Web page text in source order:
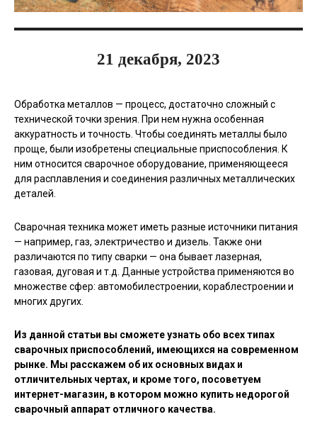
21 декабря, 2023
Обработка металлов — процесс, достаточно сложный с
технической точки зрения. При нем нужна особенная
аккуратность и точность. Чтобы соединять металлы было
проще, были изобретены специальные приспособления. К
ним относится сварочное оборудование, применяющееся
для расплавления и соединения различных металлических
деталей.
Сварочная техника может иметь разные источники питания
— например, газ, электричество и дизель. Также они
различаются по типу сварки — она бывает лазерная,
газовая, дуговая и т.д. Данные устройства применяются во
множестве сфер: автомобилестроении, кораблестроении и
многих других.
Из данной статьи вы сможете узнать обо всех типах
сварочных приспособлений, имеющихся на современном
рынке. Мы расскажем об их основных видах и
отличительных чертах, и кроме того, посоветуем
интернет-магазин, в котором можно купить недорогой
сварочный аппарат отличного качества.